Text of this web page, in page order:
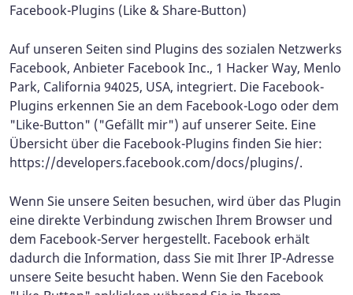
Facebook-Plugins (Like & Share-Button)
Auf unseren Seiten sind Plugins des sozialen Netzwerks
Facebook, Anbieter Facebook Inc., 1 Hacker Way, Menlo
Park, California 94025, USA, integriert. Die Facebook-
Plugins erkennen Sie an dem Facebook-Logo oder dem
"Like-Button" ("Gefällt mir") auf unserer Seite. Eine
Übersicht über die Facebook-Plugins finden Sie hier:
https://developers.facebook.com/docs/plugins/.
Wenn Sie unsere Seiten besuchen, wird über das Plugin
eine direkte Verbindung zwischen Ihrem Browser und
dem Facebook-Server hergestellt. Facebook erhält
dadurch die Information, dass Sie mit Ihrer IP-Adresse
unsere Seite besucht haben. Wenn Sie den Facebook